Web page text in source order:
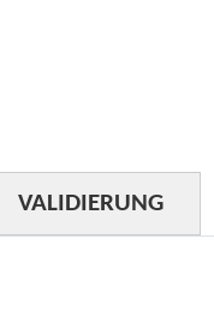
VALIDIERUNG